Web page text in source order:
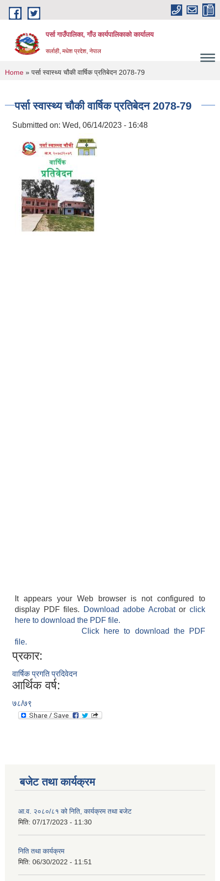
Skip to main content
पर्सा गाउँपालिका, गाँउ कार्यपालिकाको कार्यालय
सर्लाही, मधेश प्रदेश, नेपाल
You are here
Home » पर्सा स्वास्थ्य चौकी वार्षिक प्रतिबेदन 2078-79
पर्सा स्वास्थ्य चौकी वार्षिक प्रतिबेदन 2078-79
Submitted on: Wed, 06/14/2023 - 16:48
It appears your Web browser is not configured to
display PDF files.
Download adobe Acrobatorclick
here to download the PDF file.
Click here to download the PDF
file.
प्रकार:
वार्षिक प्रगति प्रदिवेदन
आर्थिक वर्ष:
७८/७९
बजेट तथा कार्यक्रम
आ.व. २०८०/८१ को निति, कार्यक्रम तथा बजेट
मिति: 07/17/2023 - 11:30
निति तथा कार्यक्रम
मिति: 06/30/2022 - 11:51